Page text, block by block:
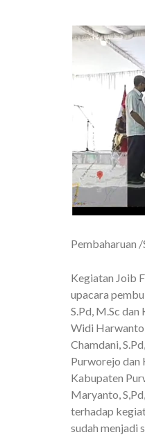
Pembaharuan
Kegiatan Joib
upacara
S.Pd, M.Sc
Widi
Chamdani,
Purworejo dan
Kabupaten
Maryanto,
terhadap
sudah menjadi